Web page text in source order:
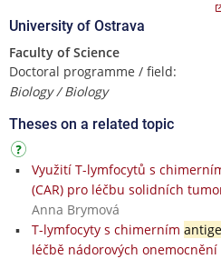
University of Ostrava
Faculty of Science
Doctoral programme / field:
Biology / Biology
Theses on a related topic
Využití T-lymfocytů s
(CAR) pro léčbu solidních
Anna Brymová
T-lymfocyty s chimerním
léčbě nádorových onemocnění